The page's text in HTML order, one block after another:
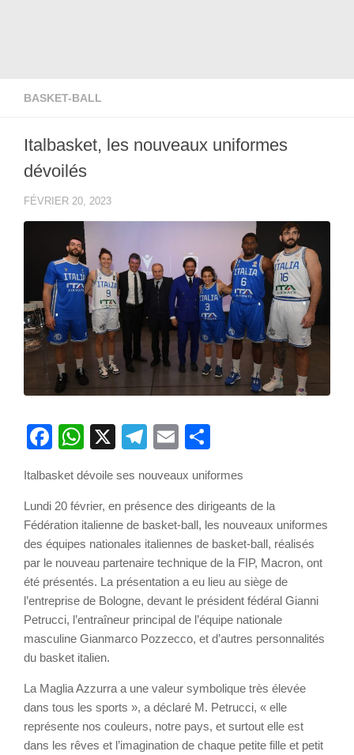
BASKET-BALL
Italbasket, les nouveaux uniformes
dévoilés
FÉVRIER 20, 2023
Facebook
WhatsApp
X Telegram
Email
Italbasket dévoile ses nouveaux uniformes
Lundi 20 février, en présence des dirigeants de la
Fédération italienne de basket-ball, les nouveaux uniformes
des équipes nationales italiennes de basket-ball, réalisés
par le nouveau partenaire technique de la FIP, Macron, ont
été présentés. La présentation a eu lieu au siège de
l’entreprise de Bologne, devant le président fédéral Gianni
Petrucci, l’entraîneur principal de l’équipe nationale
masculine Gianmarco Pozzecco, et d’autres personnalités
du basket italien.
La Maglia Azzurra a une valeur symbolique très élevée
dans tous les sports », a déclaré M. Petrucci, « elle
représente nos couleurs, notre pays, et surtout elle est
dans les rêves et l’imagination de chaque petite fille et petit